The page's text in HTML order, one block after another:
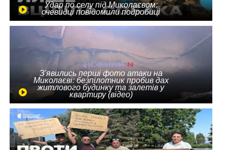
Удар по селу під Миколаєвом:
очевидці повідомили подробиці
З'явились перші фото атаки на
Миколаєві: безпілотник пробив дах
житлового будинку та залетів у
квартиру (відео)